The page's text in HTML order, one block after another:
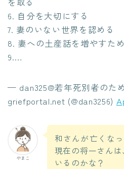
6. 自分を大切にする
7. 妻のいない世界を認める
8. 妻への土産話を増やすた
9.…
— dan325@若年死別者のた
griefportal.net (@dan3256)
やまこ
和さんが亡くな
現在の将一さん
いるのかな？